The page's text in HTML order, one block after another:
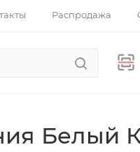
Распродажа
Белый